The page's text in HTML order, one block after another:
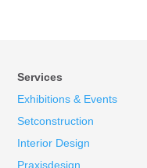
Services
Exhibitions & Events
Setconstruction
Interior Design
Praxisdesign